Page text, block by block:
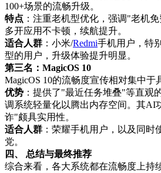
100+场景的流畅升级。
特点 ：注重老机型优化，强调"老机
多开应用不卡顿，续航提升。
适合人群 ：小米/Redmi手机用户，特
型的用户，升级体验提升明显。
第三名：MagicOS 10
MagicOS 10的流畅度宣传相对集中于
优势 ：提供了"最近任务堆叠"等直观
调系统轻量化以腾出内存空间。其AI
诈"颇具实用性。
适合人群 ：荣耀手机用户，以及同时
党。
四、 总结与最终推荐
综合来看，各大系统都在流畅度上持